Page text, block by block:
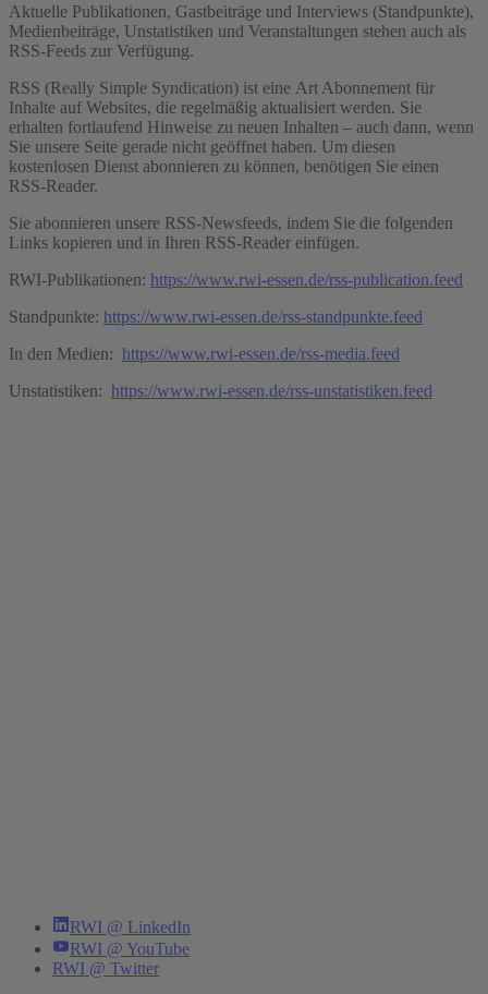
Aktuelle Publikationen, Gastbeiträge und Interviews (Standpunkte),
Medienbeiträge, Unstatistiken und Veranstaltungen stehen auch als
RSS-Feeds zur Verfügung.
RSS (Really Simple Syndication) ist eine Art Abonnement für
Inhalte auf Websites, die regelmäßig aktualisiert werden. Sie
erhalten fortlaufend Hinweise zu neuen Inhalten – auch dann, wenn
Sie unsere Seite gerade nicht geöffnet haben. Um diesen
kostenlosen Dienst abonnieren zu können, benötigen Sie einen
RSS-Reader.
Sie abonnieren unsere RSS-Newsfeeds, indem Sie die folgenden
Links kopieren und in Ihren RSS-Reader einfügen.
RWI-Publikationen: https://www.rwi-essen.de/rss-publication.feed
Standpunkte: https://www.rwi-essen.de/rss-standpunkte.feed
In den Medien: https://www.rwi-essen.de/rss-media.feed
Unstatistiken: https://www.rwi-essen.de/rss-unstatistiken.feed
RWI @ LinkedIn
RWI @ YouTube
RWI @ Twitter